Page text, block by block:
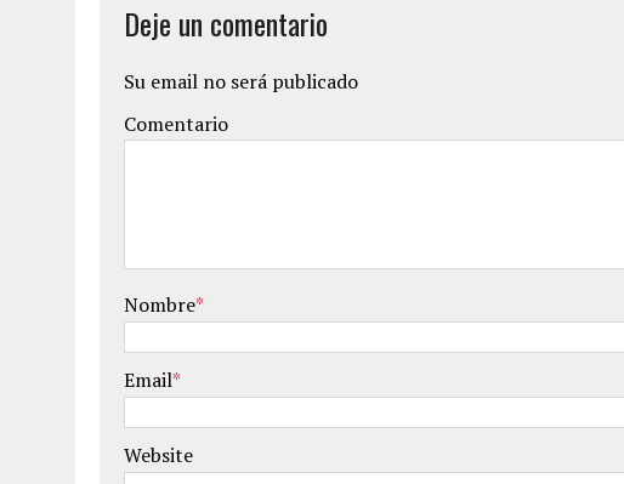
Deje un comentario
Su email no será publicado
Comentario
Nombre*
Email*
Website